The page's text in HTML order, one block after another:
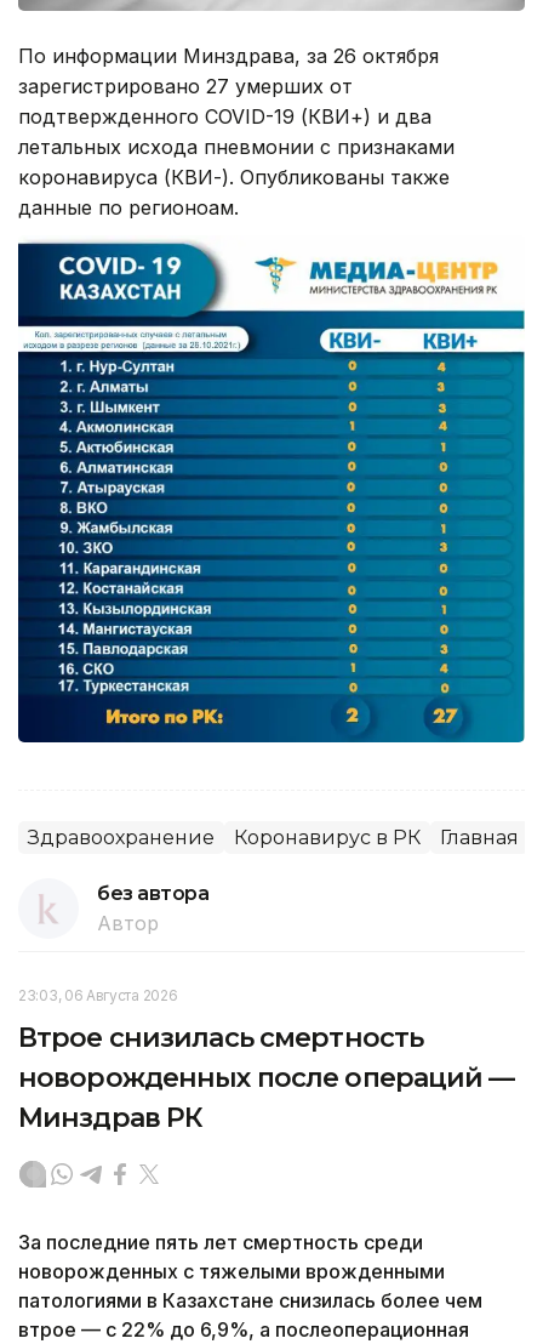
По информации Минздрава, за 26 октября
зарегистрировано 27 умерших от
подтвержденного COVID-19 (КВИ+) и два
летальных исхода пневмонии с признаками
коронавируса (КВИ-). Опубликованы также
данные по регионоам.
Здравоохранение Коронавирус в РК Главная
без автора
Автор
23:03, 06 Августа 2026
Втрое снизилась смертность
новорожденных после операций —
Минздрав РК
За последние пять лет смертность среди
новорожденных с тяжелыми врожденными
патологиями в Казахстане снизилась более чем
втрое — с 22% до 6,9%, а послеоперационная